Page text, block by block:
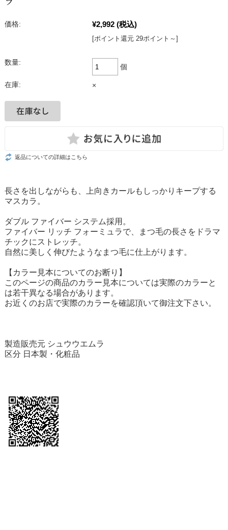
価格: ¥2,992 (税込)
[ポイント還元 29ポイント～]
数量:
個
在庫: ×
返品についての詳細はこちら
長さを出しながらも、上向きカールもしっかりキープする
マスカラ。
ダブル ファイバー システム採用。
ファイバー リッチ フォーミュラで、まつ毛の長さをドラマ
チックにストレッチ。
自然に美しく伸びたようなまつ毛に仕上がります。
【カラー見本についてのお断り】
このページの商品のカラー見本については実際のカラーと
は若干異なる場合があります。
お近くのお店で実際のカラーを確認頂いて御注文下さい。
製造販売元 シュウウエムラ
区分 日本製・化粧品